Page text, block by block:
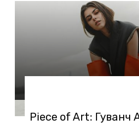
Piece of Art: Гуванч